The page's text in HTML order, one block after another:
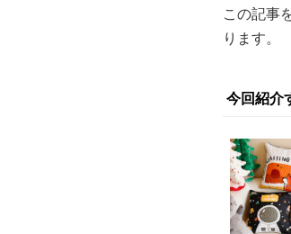
この記事
ります。
今回紹介